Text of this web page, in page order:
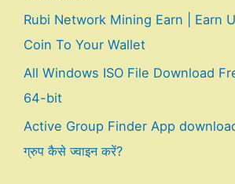
Rubi Network Mining Earn | Earn
Coin To Your Wallet
All Windows ISO File Download
64-bit
Active Group Finder App download
ग्रुप कैसे ज्वाइन करें?